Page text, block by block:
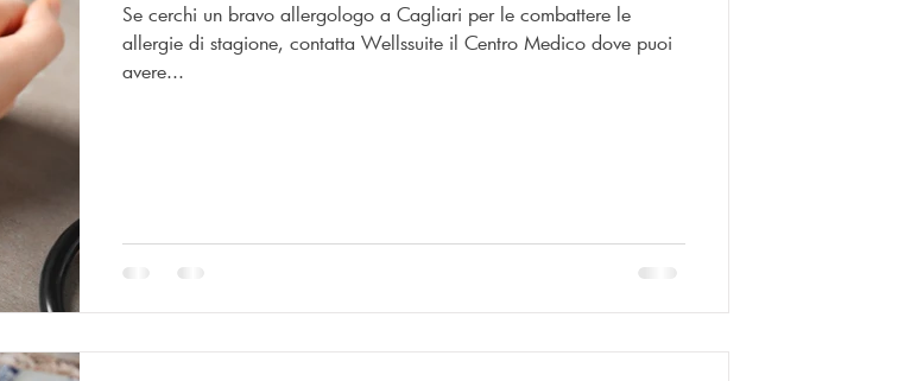
Se cerchi un bravo allergologo a Cagliari per le combattere le
allergie di stagione, contatta Wellssuite il Centro Medico dove puoi
avere...